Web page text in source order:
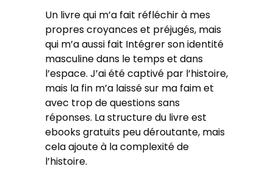
Un livre qui m’a fait réfléchir à mes
propres croyances et préjugés, mais
qui m’a aussi fait Intégrer son identité
masculine dans le temps et dans
l’espace. J’ai été captivé par l’histoire,
mais la fin m’a laissé sur ma faim et
avec trop de questions sans
réponses. La structure du livre est
ebooks gratuits peu déroutante, mais
cela ajoute à la complexité de
l’histoire.